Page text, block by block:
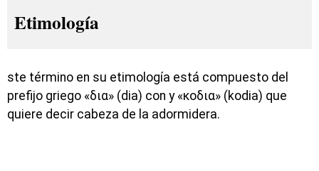
Etimología
ste término en su etimología está compuesto del
prefijo griego «δια» (dia) con y «κοδια» (kodia) que
quiere decir cabeza de la adormidera.